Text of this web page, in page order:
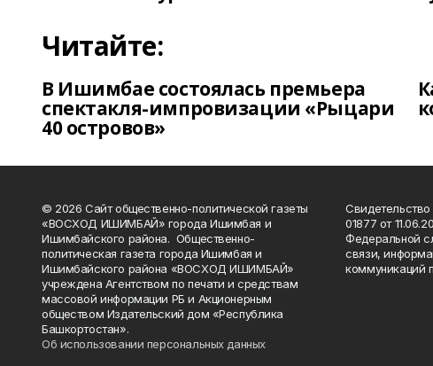
Читайте:
В Ишимбае состоялась премьера
спектакля-импровизации «Рыцари
40 островов»
© 2026 Сайт общественно-политической газеты
«ВОСХОД ИШИМБАЙ» города Ишимбая и
Ишимбайского района. Общественно-
политическая газета города Ишимбая и
Ишимбайского района «ВОСХОД ИШИМБАЙ»
учреждена Агентством по печати и средствам
массовой информации РБ и Акционерным
обществом Издательский дом «Республика
Башкортостан».
Об использовании персональных данных
01877 от
Федеральной
связи,
коммуникаций